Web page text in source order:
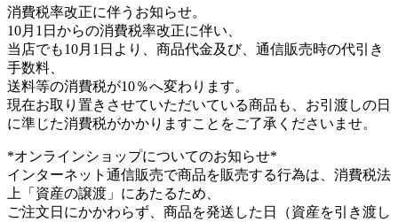
消費税率改正に伴うお知らせ。
10月1日からの消費税率改正に伴い、
当店でも10月1日より、商品代金及び、通信販売時の代引き
手数料、
送料等の消費税が10％へ変わります。
現在お取り置きさせていただいている商品も、お引渡しの日
に準じた消費税がかかりますことをご了承くださいませ。
*オンラインショップについてのお知らせ*
インターネット通信販売で商品を販売する行為は、消費税法
上「資産の譲渡」にあたるため、
ご注文日にかかわらず、商品を発送した日（資産を引き渡し